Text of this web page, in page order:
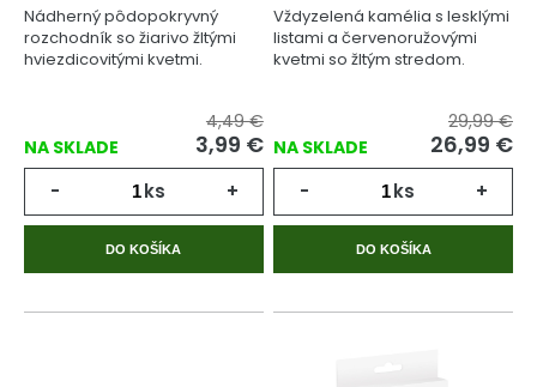
Nádherný pôdopokryvný
rozchodník so žiarivo žltými
hviezdicovitými kvetmi.
NA SKLADE
4,49 €
3,99 €
- ks +
DO KOŠÍKA
Vždyzelená kamélia s lesklými
listami a červenoružovými
kvetmi so žltým stredom.
NA SKLADE
29,99 €
26,99 €
- ks +
DO KOŠÍKA